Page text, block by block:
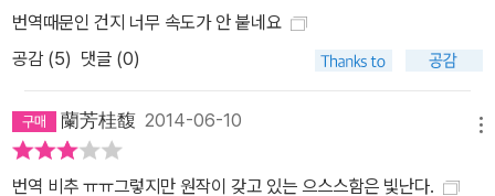
번역때문인 건지 너무 속도가 안 붙네요
공감 (5) 댓글 (0)
蘭芳桂馥 2014-06-10
번역 비추 ㅠㅠ그렇지만 원작이 갖고 있는 으스스함은 빛난다.